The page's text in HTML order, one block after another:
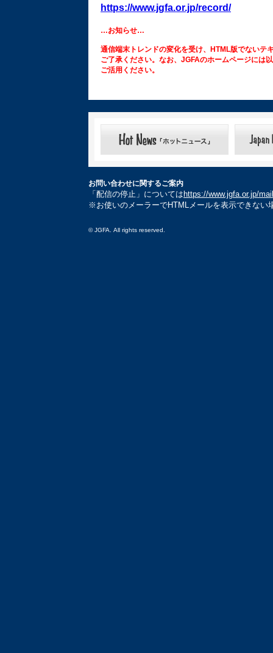
https://www.jgfa.or.jp/record/
…お知らせ…
通信端末トレンドの変化を受け、HTML版でないテ
ご了承ください。なお、JGFAのホームページには
ご活用ください。
お問い合わせに関するご案内
「配信の停止」については https://www.jgfa.or.jp/
※お使いのメーラーでHTMLメールを表示できない
© JGFA. All rights reserved.